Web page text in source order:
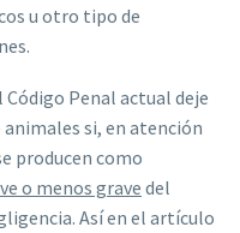
u otro tipo de
Penal actual deje
si, en atención
producen como
o menos grave del
Así en el artículo